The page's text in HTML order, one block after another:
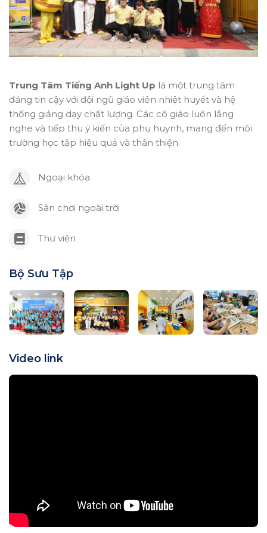
Trung Tâm Tiếng Anh Light Up là một trung tâm
đáng tin cậy với đội ngũ giáo viên nhiệt huyết và hệ
thống giảng dạy chất lượng. Các cô giáo luôn lắng
nghe và tiếp thu ý kiến của phụ huynh, mang đến môi
trường học tập hiệu quả và thân thiện.
Ngoại khóa
Sân chơi ngoài trời
Thư viện
Bộ Sưu Tập
Video link